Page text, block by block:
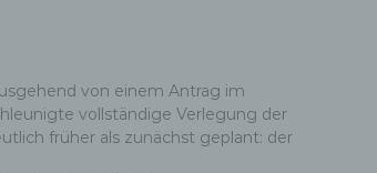
von einem Antrag im
vollständige Verlegung der
früher als zunächst geplant: der